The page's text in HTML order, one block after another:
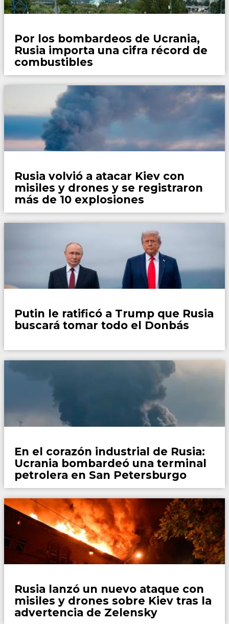
Por los bombardeos de Ucrania,
Rusia importa una cifra récord de
combustibles
Rusia volvió a atacar Kiev con
misiles y drones y se registraron
más de 10 explosiones
Putin le ratificó a Trump que Rusia
buscará tomar todo el Donbás
En el corazón industrial de Rusia:
Ucrania bombardeó una terminal
petrolera en San Petersburgo
Rusia lanzó un nuevo ataque con
misiles y drones sobre Kiev tras la
advertencia de Zelensky